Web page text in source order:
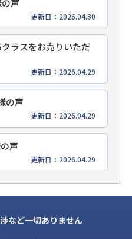
声
更新日：2026.04.30
ラスをお売りいただ
更新日：2026.04.29
の声
更新日：2026.04.29
声
更新日：2026.04.29
など一切ありません